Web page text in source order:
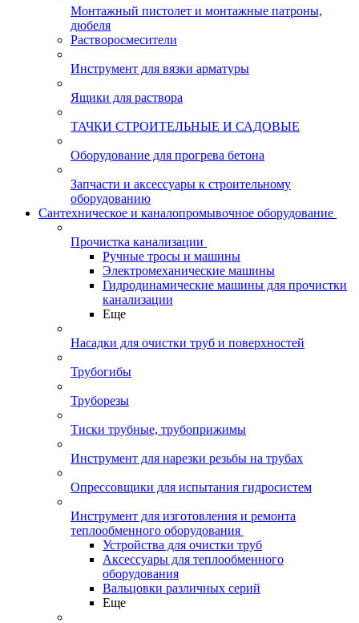
Монтажный пистолет и монтажные патроны,
дюбеля
Растворосмесители
Инструмент для вязки арматуры
Ящики для раствора
ТАЧКИ СТРОИТЕЛЬНЫЕ И САДОВЫЕ
Оборудование для прогрева бетона
Запчасти и аксессуары к строительному
оборудованию
Сантехническое и каналопромывочное оборудование
Прочистка канализации
Ручные тросы и машины
Электромеханические машины
Гидродинамические машины для прочистки
канализации
Еще
Насадки для очистки труб и поверхностей
Трубогибы
Труборезы
Тиски трубные, трубоприжимы
Инструмент для нарезки резьбы на трубах
Опрессовщики для испытания гидросистем
Инструмент для изготовления и ремонта
теплообменного оборудования
Устройства для очистки труб
Аксессуары для теплообменного
оборудования
Вальцовки различных серий
Еще